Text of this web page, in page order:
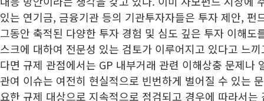
있는 연기금, 금융기관 등의 기관투자자들은 투자 제안, 펀
그동안 축적된 다양한 투자 경험 및 심도 깊은 투자 이해도
스크에 대하여 전문성 있는 검토가 이루어지고 있다고 느
다면 규제 관점에서는 GP 내부거래 관련 이해상충 문제나
관여 이슈는 여전히 현실적으로 빈번하게 벌어질 수 있는
요한 규제 대상으로 지속적으로 점검되고 경우에 따라서는